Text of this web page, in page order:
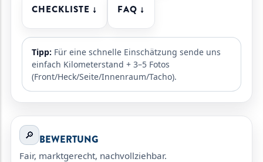
CHECKLISTE ↓ FAQ ↓
Tipp: Für eine schnelle Einschätzung sende uns
einfach Kilometerstand + 3–5 Fotos
(Front/Heck/Seite/Innenraum/Tacho).
🔎 BEWERTUNG
Fair, marktgerecht, nachvollziehbar.